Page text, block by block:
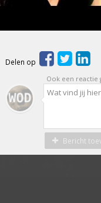
Delen op
Ook een reactie
Bericht